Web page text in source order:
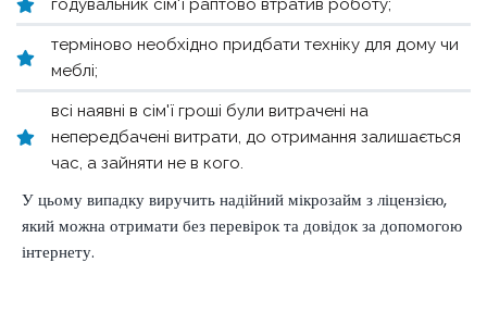
годувальник сім'ї раптово втратив роботу;
терміново необхідно придбати техніку для дому чи
меблі;
всі наявні в сім'ї гроші були витрачені на
непередбачені витрати, до отримання залишається
час, а зайняти не в кого.
У цьому випадку виручить надійний мікрозайм з ліцензією,
який можна отримати без перевірок та довідок за допомогою
інтернету.